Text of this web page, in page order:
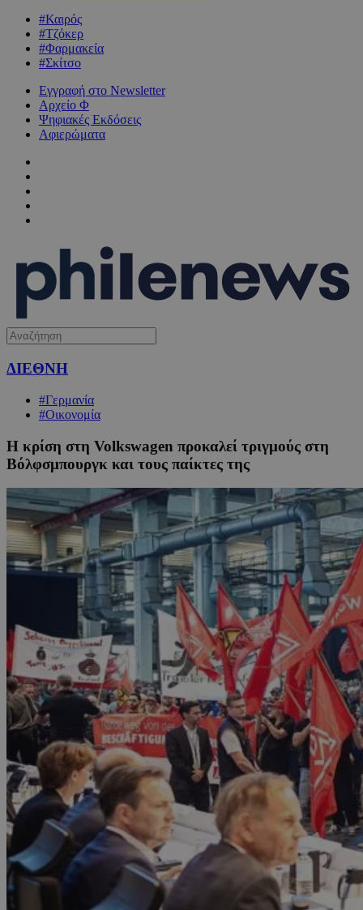
#Καιρός
#Τζόκερ
#Φαρμακεία
#Σκίτσο
Εγγραφή στο Newsletter
Αρχείο Φ
Ψηφιακές Εκδόσεις
Αφιερώματα
ΔΙΕΘΝΗ
#Γερμανία
#Οικονομία
Η κρίση στη Volkswagen προκαλεί τριγμούς στη
Βόλφσμπουργκ και τους παίκτες της